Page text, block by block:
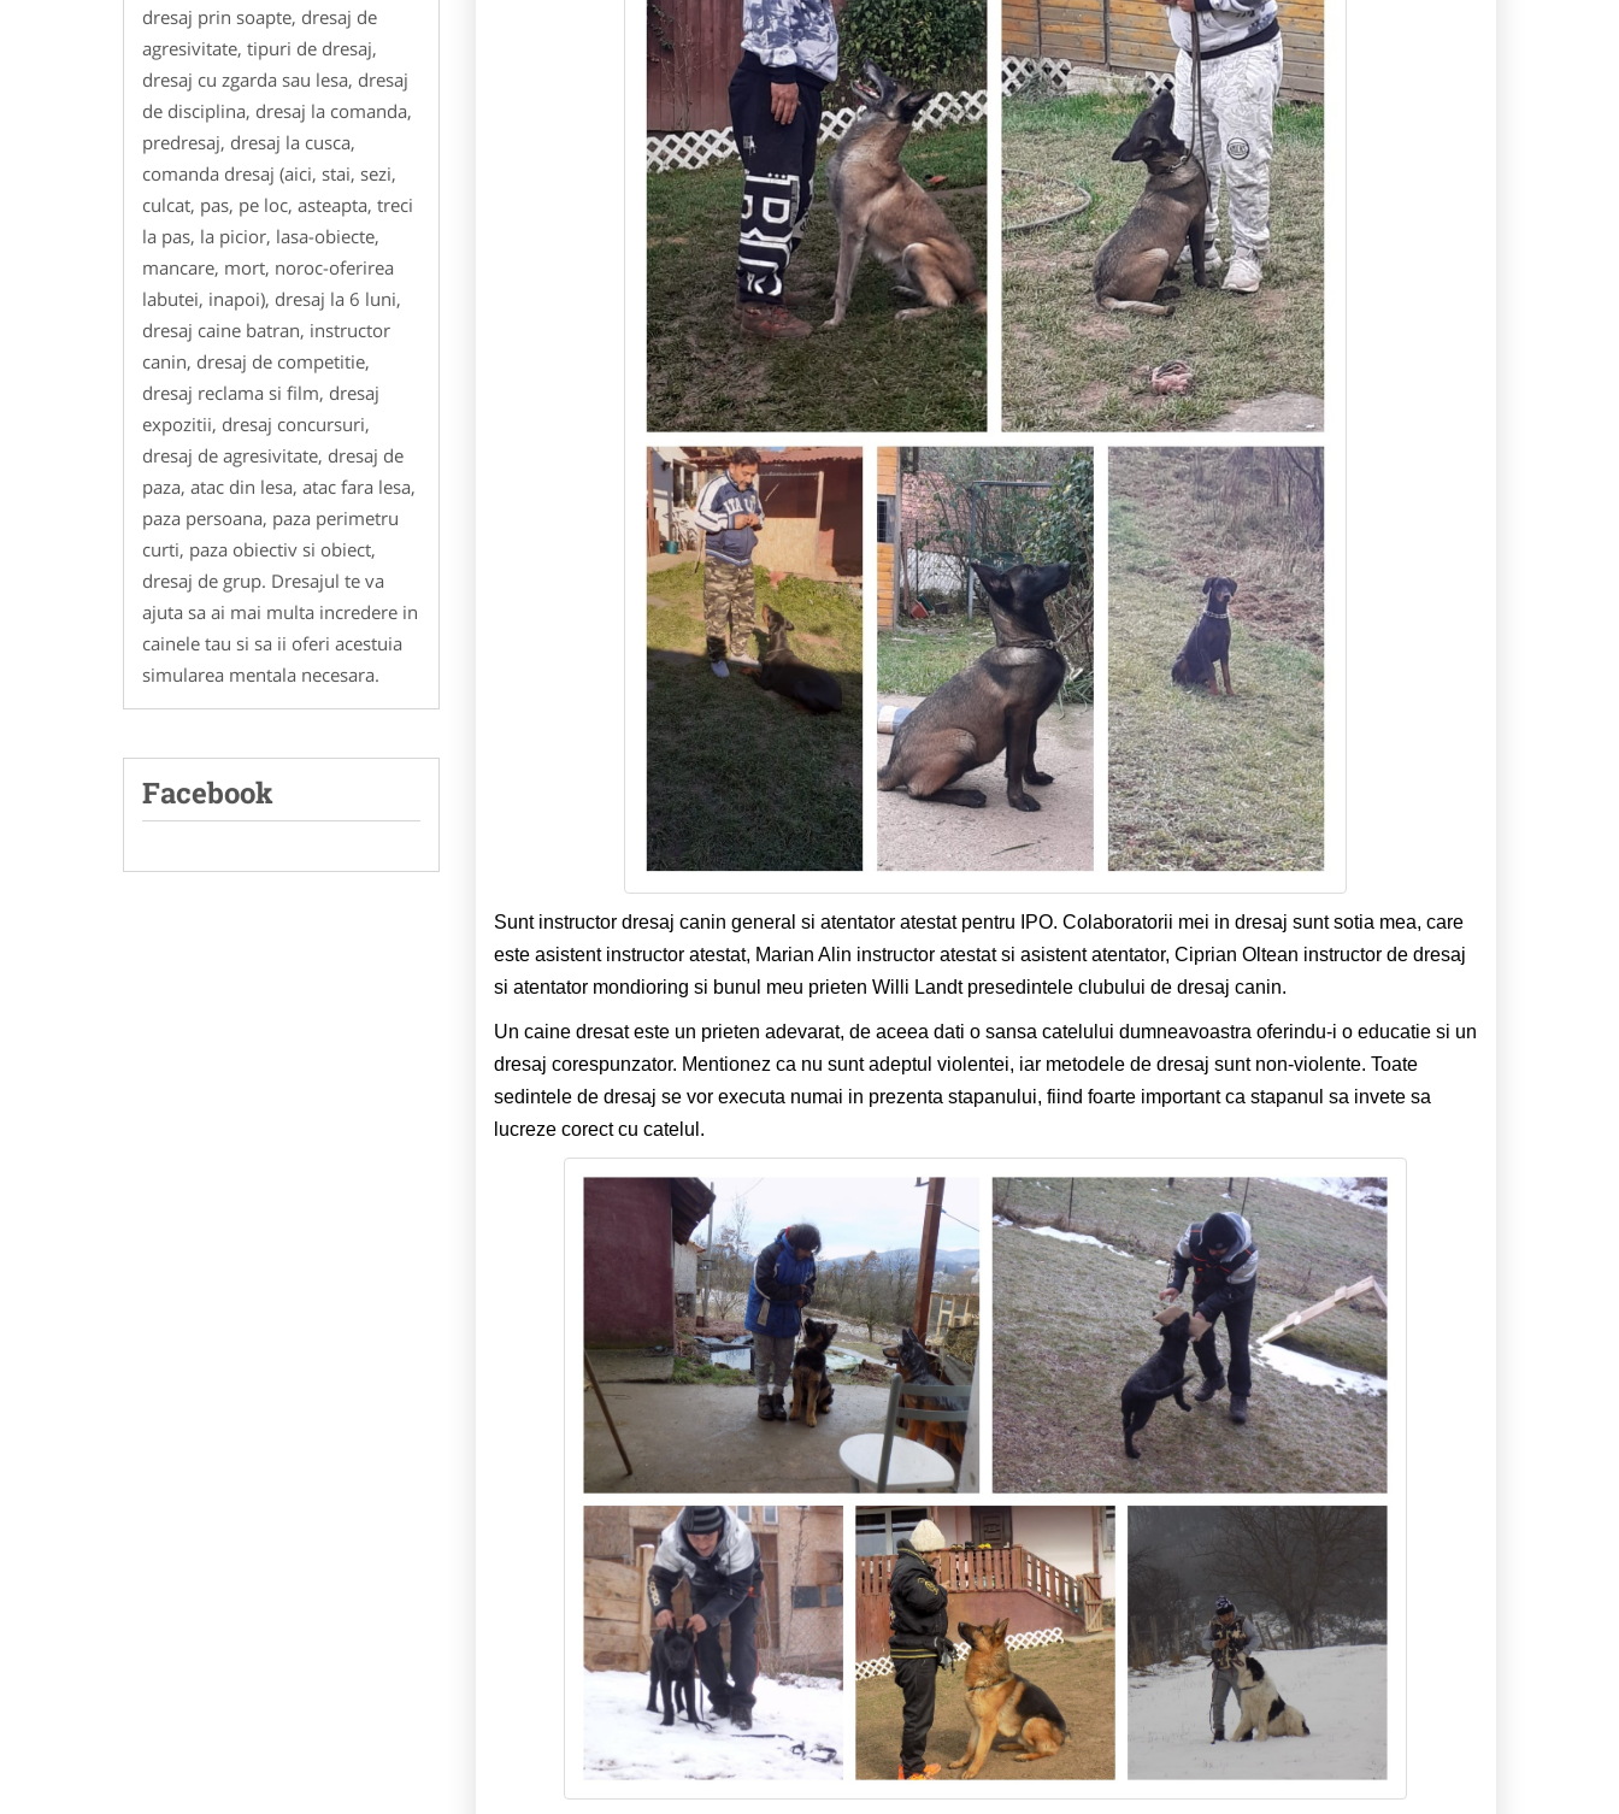
dresaj prin soapte, dresaj de
agresivitate, tipuri de dresaj,
dresaj cu zgarda sau lesa, dresaj
de disciplina, dresaj la comanda,
predresaj, dresaj la cusca,
comanda dresaj (aici, stai, sezi,
culcat, pas, pe loc, asteapta, treci
la pas, la picior, lasa-obiecte,
mancare, mort, noroc-oferirea
labutei, inapoi), dresaj la 6 luni,
dresaj caine batran, instructor
canin, dresaj de competitie,
dresaj reclama si film, dresaj
expozitii, dresaj concursuri,
dresaj de agresivitate, dresaj de
paza, atac din lesa, atac fara lesa,
paza persoana, paza perimetru
curti, paza obiectiv si obiect,
dresaj de grup. Dresajul te va
ajuta sa ai mai multa incredere in
cainele tau si sa ii oferi acestuia
simularea mentala necesara.
Facebook
Sunt instructor dresaj canin general si atentator atestat pentru IPO. Colaboratorii mei in dresaj sunt sotia mea, care
este asistent instructor atestat, Marian Alin instructor atestat si asistent atentator, Ciprian Oltean instructor de dresaj
si atentator mondioring si bunul meu prieten Willi Landt presedintele clubului de dresaj canin.
Un caine dresat este un prieten adevarat, de aceea dati o sansa catelului dumneavoastra oferindu-i o educatie si un
dresaj corespunzator. Mentionez ca nu sunt adeptul violentei, iar metodele de dresaj sunt non-violente. Toate
sedintele de dresaj se vor executa numai in prezenta stapanului, fiind foarte important ca stapanul sa invete sa
lucreze corect cu catelul.